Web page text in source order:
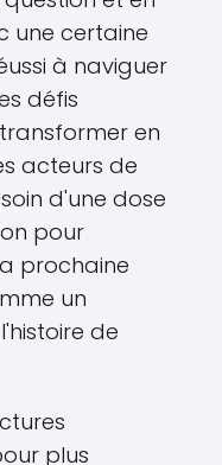
une certaine
à naviguer
défis
en
acteurs de
d'une dose
pour
prochaine
un
de
plus